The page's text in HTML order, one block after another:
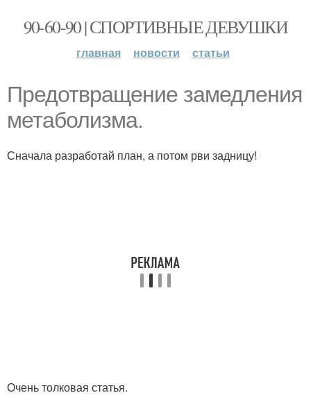
90-60-90 | СПОРТИВНЫЕ ДЕВУШКИ
главная новости статьи
Предотвращение замедления
метаболизма.
Сначала разработай план, а потом рви задницу!
Очень толковая статья.